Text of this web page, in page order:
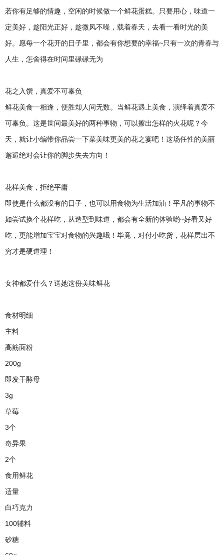
底
料
厂
若你有足够的情趣，空闲的时候做一个鲜花蛋糕。只要用心，味道一
定美好，趁阳光正好，趁微风不噪，载着春天，去看一看时光的美
好。愿每一个花开的日子里，都会有你想要的幸福~只有一次的青春与
人生，怎舍得在时间里碌碌无为
花之入馔，真爱不可辜负
鲜花美食一相逢，便胜却人间无数。当鲜花遇上美食，演绎着真爱不
可辜负。这是世间最美好的两种事物，可以擦出怎样的火花呢？今
天，就让小编带你品尝一下菜美味更美的花之宴吧！这场任性的美丽
邂逅绝对会让你的脚步失去方向！ ​
花样美食，拒绝平庸
即使是什么都没有的日子，也可以用食物为生活加油！平凡的事物不
如尝试换个花样吃，从造型到味道，都会有全新的体验哟~好看又好
吃，更能增加宝宝对食物的兴趣哦！毕竟，对付小吃货，花样层出不
穷才是硬道理！
女神都爱什么？送她这份美味鲜花
食材明细
主料
高筋面粉
200g
即发干酵母
3g
草莓
3个
奇异果
2个
食用鲜花
适量
白巧克力
100辅料
砂糖